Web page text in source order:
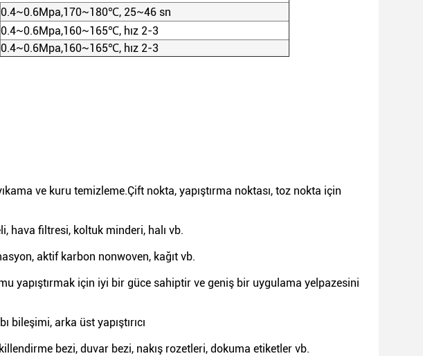
0.4~0.6Mpa,170~180℃, 25~46 sn
0.4~0.6Mpa,160~165℃, hız 2-3
0.4~0.6Mpa,160~165℃, hız 2-3
ve kuru temizleme.Çift nokta, yapıştırma noktası, toz nokta için
hava filtresi, koltuk minderi, halı vb.
aktif karbon nonwoven, kağıt vb.
yapıştırmak için iyi bir güce sahiptir ve geniş bir uygulama yelpazesini
bileşimi, arka üst yapıştırıcı
bezi, duvar bezi, nakış rozetleri, dokuma etiketler vb.